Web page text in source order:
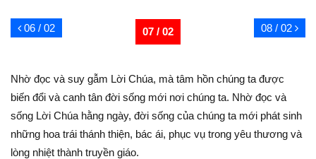
06 / 02 07 / 02 08 / 02
Nhờ đọc và suy gẫm Lời Chúa, mà tâm hồn chúng ta được
biến đổi và canh tân đời sống mới nơi chúng ta. Nhờ đọc và
sống Lời Chúa hằng ngày, đời sống của chúng ta mới phát sinh
những hoa trái thánh thiện, bác ái, phục vụ trong yêu thương và
lòng nhiệt thành truyền giáo.